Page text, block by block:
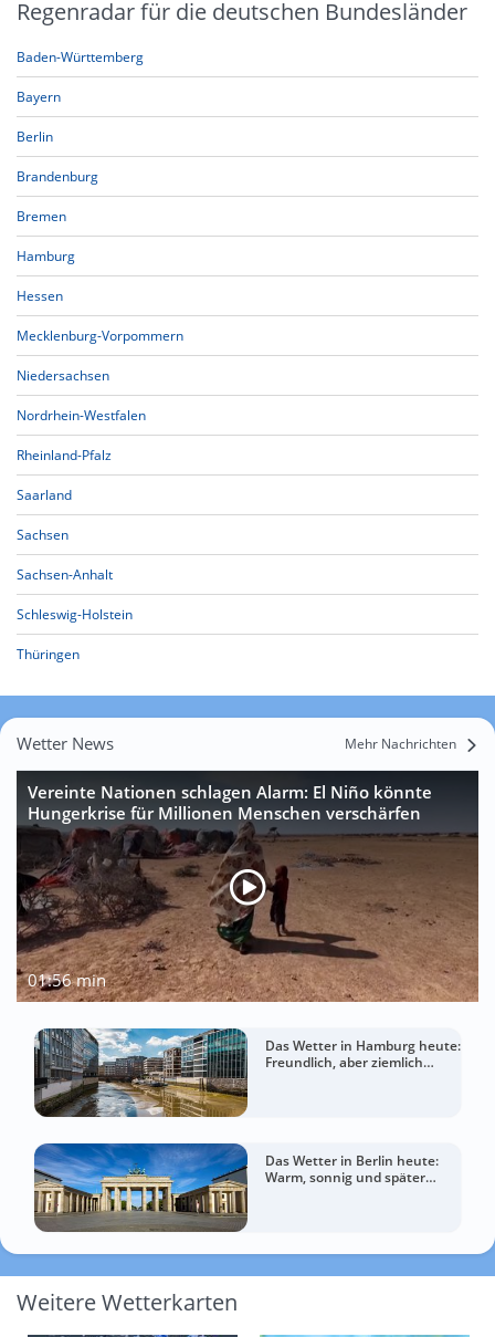
Regenradar für die deutschen Bundesländer
Baden-Württemberg
Bayern
Berlin
Brandenburg
Bremen
Hamburg
Hessen
Mecklenburg-Vorpommern
Niedersachsen
Nordrhein-Westfalen
Rheinland-Pfalz
Saarland
Sachsen
Sachsen-Anhalt
Schleswig-Holstein
Thüringen
Wetter News Mehr Nachrichten
Vereinte Nationen schlagen Alarm: El Niño könnte
Hungerkrise für Millionen Menschen verschärfen
01:56 min
Das Wetter in Hamburg heute:
Freundlich, aber ziemlich
Das Wetter in Berlin heute:
Warm, sonnig und später
Weitere Wetterkarten